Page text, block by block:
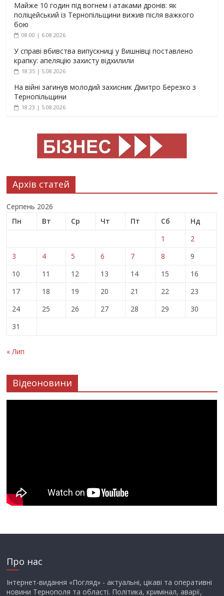
Майже 10 годин під вогнем і атаками дронів: як
поліцейський із Тернопільщини вижив після важкого
бою
08:00 | 6.08.2026
У справі вбивства випускниці у Вишнівці поставлено
крапку: апеляцію захисту відхилили
18:35 | 5.08.2026
На війні загинув молодий захисник Дмитро Березко з
Тернопільщини
18:23 | 5.08.2026
Архів статей
Серпень 2026
Пн
Вт Ср Чт Пт Сб
Нд
1
2
3
4 5 6 7 8
9
10
11 12 13 14 15
16
17
18 19 20 21 22
23
24
25 26 27 28 29
30
31
« Лип
Відеоновини
Про нас
Інтернет-видання «Погляд» - актуальні, цікаві та оперативні
новини Тернополя та області. Політика, кримінал, аварії,